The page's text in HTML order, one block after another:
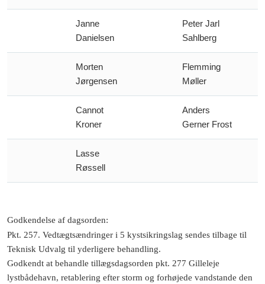
Janne
Danielsen
Peter Jarl
Sahlberg
Morten
Jørgensen
Flemming
Møller
Cannot
Kroner
Anders
Gerner Frost
Lasse
Røssell
Godkendelse af dagsorden:
Pkt. 257. Vedtægtsændringer i 5 kystsikringslag sendes tilbage til
Teknisk Udvalg til yderligere behandling.
Godkendt at behandle tillægsdagsorden pkt. 277 Gilleleje
lystbådehavn, retablering efter storm og forhøjede vandstande den